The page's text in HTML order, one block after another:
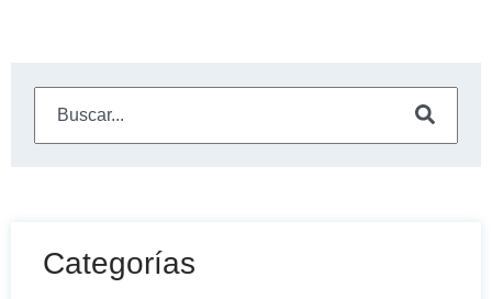
Categorías